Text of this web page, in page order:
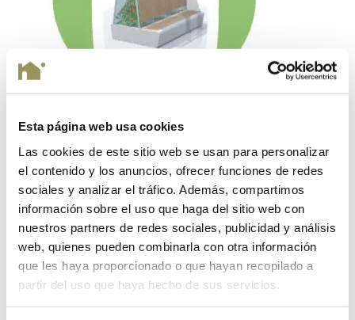
Esta página web usa cookies
Las cookies de este sitio web se usan para personalizar
el contenido y los anuncios, ofrecer funciones de redes
sociales y analizar el tráfico. Además, compartimos
información sobre el uso que haga del sitio web con
nuestros partners de redes sociales, publicidad y análisis
web, quienes pueden combinarla con otra información
que les haya proporcionado o que hayan recopilado a
partir del uso que haya hecho de sus servicios.
Enviar comentario
Tu dirección de correo electrónico no será publicada.
Los campos obligatorios están marcados con*